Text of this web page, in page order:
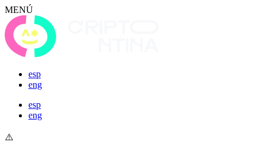
MENÚ
esp
eng
esp
eng